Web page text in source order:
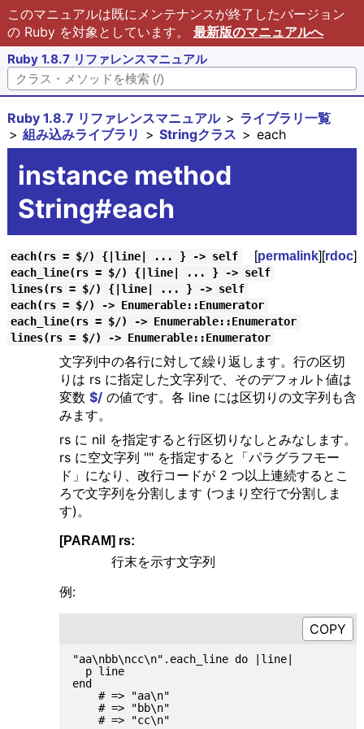
このマニュアルは既にメンテナンスが終了したバージョン
の Ruby を対象としています。 最新版のマニュアルへ
Ruby 1.8.7 リファレンスマニュアル
Ruby 1.8.7 リファレンスマニュアル
ライブラリ一覧
組み込みライブラリ
Stringクラス each
instance method
String#each
each(rs = $/) {|line| ... } -> self [permalink][rdoc]
each_line(rs = $/) {|line| ... } -> self
lines(rs = $/) {|line| ... } -> self
each(rs = $/) -> Enumerable::Enumerator
each_line(rs = $/) -> Enumerable::Enumerator
lines(rs = $/) -> Enumerable::Enumerator
文字列中の各行に対して繰り返します。行の区切
りは rs に指定した文字列で、そのデフォルト値は
変数 $/の値です。各 line には区切りの文字列も含
みます。
rs に nil を指定すると行区切りなしとみなします。
rs に空文字列 "" を指定すると「パラグラフモー
ド」になり、改行コードが 2 つ以上連続するとこ
ろで文字列を分割します (つまり空行で分割しま
す)。
[PARAM] rs:
行末を示す文字列
例:
"aa\nbb\ncc\n".each_line do |line|
  p line
end
    # => "aa\n"
    # => "bb\n"
    # => "cc\n"